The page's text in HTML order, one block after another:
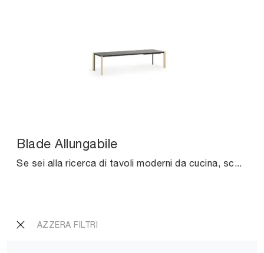
AZZERA FILTRI
Blade Allungabile
Se sei alla ricerca di tavoli moderni da cucina, scopri i modelli allungabili di Midj: clicca e scopri il modello Blade Allungabile in ceramica.